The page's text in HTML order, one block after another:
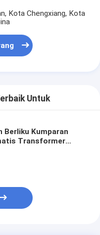
Kota Chengxiang, Kota
Untuk
Berliku Kumparan
Transformer